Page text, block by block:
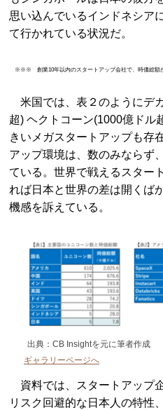
思い込んでいるインドネシア
て行かれている状況だ。
※※※ 創業10年以内のスタートアップ会社で、時価総額
米国では、表２のようにデ
超) ヘクトコーン(1000億ドル
きいメガスタートアップも存
アップ環境は、数のみならず
ている。世界で戦えるスター
れば日本と世界の差は開くば
機感を訴えている。
出典：CB Insightを元に筆者作成
ギャラリーページへ
資料では、スタートアップ
リスク回避的な日本人の特